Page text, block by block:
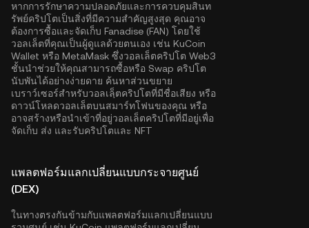
หากการรักษาความปลอดภัยและการควบคุมสินท
รัพย์คริปโตเป็นสิ่งที่มีความสำคัญสูงสุด คุณอาจ
ต้องการซื้อและจัดเก็บ Fanadise (FAN) โดยใช้
วอลเล็ตที่คุณเป็นผู้ดูแลด้วยตนเอง เช่น KuCoin
Wallet หรือ MetaMask ซึ่งวอลเล็ตคริปโต Web3
ชั้นนำช่วยให้คุณสามารถซื้อหรือ Swap คริปโต
นับพันได้อย่างง่ายดาย ค้นหาส่วนขยาย
เบราว์เซอร์สำหรับวอลเลฺ็ตคริปโตที่มีชื่อเสียง หรือ
ดาวน์โหลดวอลเล็ตบนสมาร์ทโฟนของคุณ หรือ
อาจสร้างหรือนำเข้าที่อยู่วอลเล็ตคริปโตที่มีอยู่เพื่อ
จัดเก็บ ส่ง และรับคริปโตและ NFT
แพลตฟอร์มแลกเปลี่ยนแบบกระจายศูนย์
(DEX)
ในทางตรงกันข้ามกับแพลตฟอร์มแลกเปลี่ยนแบบ